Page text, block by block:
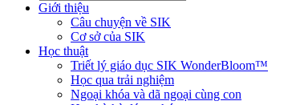
Giới thiệu
Câu chuyện về SIK
Cơ sở của SIK
Học thuật
Triết lý giáo dục SIK WonderBloom™
Học qua trải nghiệm
Ngoại khóa và dã ngoại cùng con